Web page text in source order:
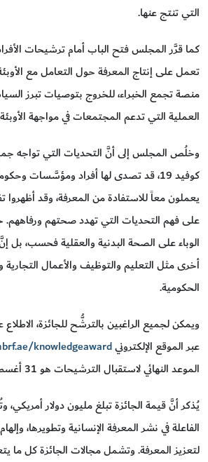
التي تنتج عنها.
كما قرَّر المجلس فتح الباب أمام ترشيحات
تعمل على إنتاج المعرفة حول التعامل مع
منصة تجمع الخبراء، للخروج بتوصيات تبرز
العملية التي تدعم المجتمعات في مواجهة
وخلُص المجلس إلى أنَّ التحديات التي تواجه
كوفيد 19، قد تصدى لها أفراد ومؤسَّسات
يعملون معاً للاستفادة من المعرفة، وقد أظهروا
على فهم التحديات التي تهدد صحتهم ورفاههم.
الوباء على الصحة البدنية والعقلية فحسب، بل
أخرى مثل التعليم والتوظيف والأعمال التجارية
الحكومية.
ويمكن لجميع الراغبين بالترشُّح للجائزة،
عبر الموقع الإلكترونيknowledgeaward/
الموعد النهائي لاستقبال الترشيحات هو 31 أغسطس 2020.
يُذكر أنَّ قيمة الجائزة تبلغ مليون دولار أمريكي،
الفاعلة في نشر المعرفة الإنسانية وتطويرها،
لتعزيز المعرفة. وتشمل مجالات الجائزة كل ما